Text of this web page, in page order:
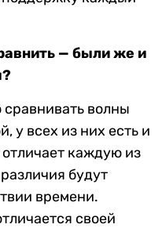
— были же и
волны
у всех из них есть и
каждую из
будут
времени.
своей